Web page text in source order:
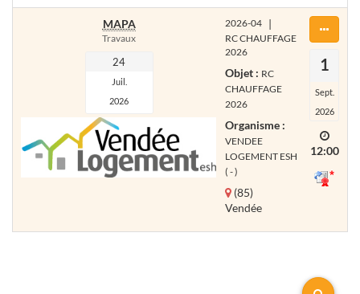
MAPA
Travaux
24
Juil.
2026
2026-04 |
RC CHAUFFAGE
2026
Objet : RC
CHAUFFAGE
2026
Organisme :
VENDEE
LOGEMENT ESH
( - )
(85)
Vendée
1
Sept.
2026
12:00